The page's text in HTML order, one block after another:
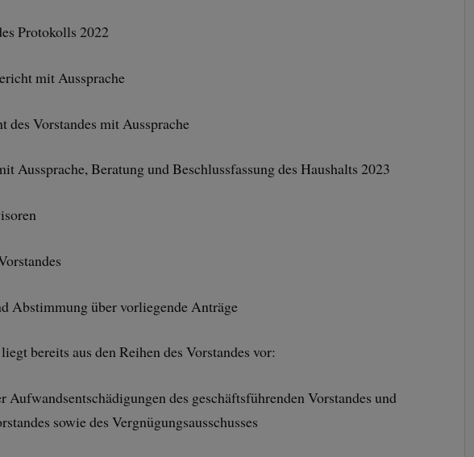
Protokolls 2022
mit Aussprache
des Vorstandes mit Aussprache
Aussprache, Beratung und Beschlussfassung des Haushalts 2023
Abstimmung über vorliegende Anträge
bereits aus den Reihen des Vorstandes vor:
Aufwandsentschädigungen des geschäftsführenden Vorstandes und
sowie des Vergnügungsausschusses